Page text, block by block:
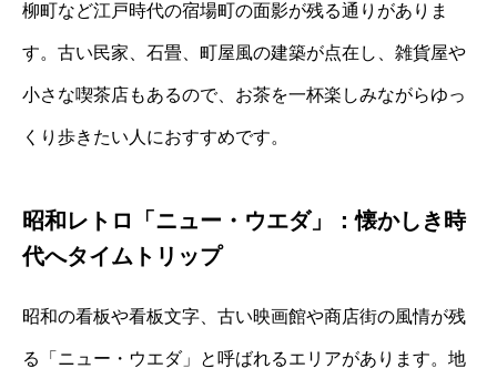
柳町など江戸時代の宿場町の面影が残る通りがありま
す。古い民家、石畳、町屋風の建築が点在し、雑貨屋や
小さな喫茶店もあるので、お茶を一杯楽しみながらゆっ
くり歩きたい人におすすめです。
昭和レトロ「ニュー・ウエダ」：懐かしき時
代へタイムトリップ
昭和の看板や看板文字、古い映画館や商店街の風情が残
る「ニュー・ウエダ」と呼ばれるエリアがあります。地